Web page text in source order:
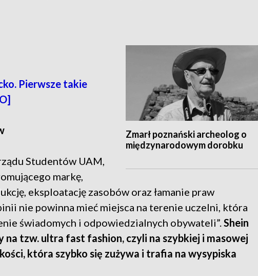
Zmarł poznański archeolog o
międzynarodowym dorobku
Pierwsze takie
Studentów UAM,
markę,
eksploatację zasobów oraz łamanie praw
nie powinna mieć miejsca na terenie uczelni, która
świadomych i odpowiedzialnych obywateli”.Shein
tzw. ultra fast fashion, czyli na szybkiej i masowej
która szybko się zużywa i trafia na wysypiska